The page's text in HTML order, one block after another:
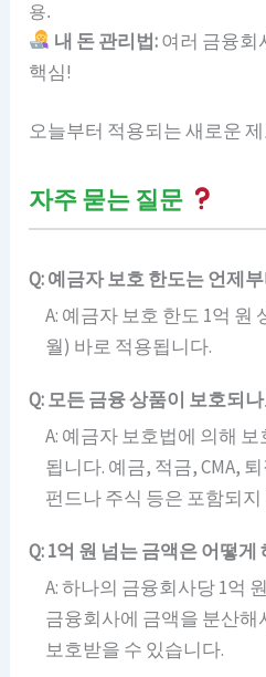
용.
내 돈 관리법: 여러 금융회
핵심!
오늘부터 적용되는 새로운
자주 묻는 질문
Q: 예금자 보호 한도는 언제
A: 예금자 보호 한도 1억 원
월) 바로 적용됩니다.
Q: 모든 금융 상품이 보호되
A: 예금자 보호법에 의해
됩니다. 예금, 적금, CMA,
펀드나 주식 등은 포함되
Q: 1억 원 넘는 금액은 어떻
A: 하나의 금융회사당 1억
금융회사에 금액을 분산해
보호받을 수 있습니다.